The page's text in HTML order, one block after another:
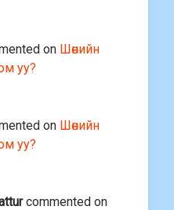
on Шөнийн
уу?
on Шөнийн
уу?
commented on